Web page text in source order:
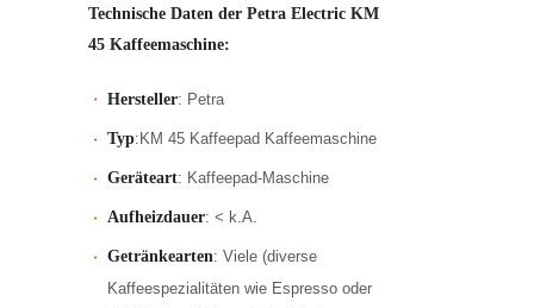
Technische Daten der Petra Electric KM
45 Kaffeemaschine:
Hersteller: Petra
Typ:KM 45 Kaffeepad Kaffeemaschine
Geräteart: Kaffeepad-Maschine
Aufheizdauer: < k.A.
Getränkearten: Viele (diverse
Kaffeespezialitäten wie Espresso oder